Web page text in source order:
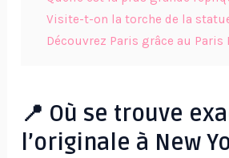
Visite-t-on la torche de la
Découvrez Paris grâce au Paris
📍 Où se trouve
l’originale à New